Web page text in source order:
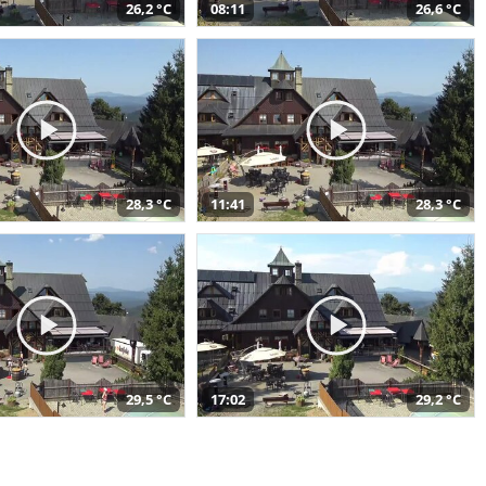
26,2 °C 08:11 26,6 °C
28,3 °C 11:41 28,3 °C
29,5 °C 17:02 29,2 °C